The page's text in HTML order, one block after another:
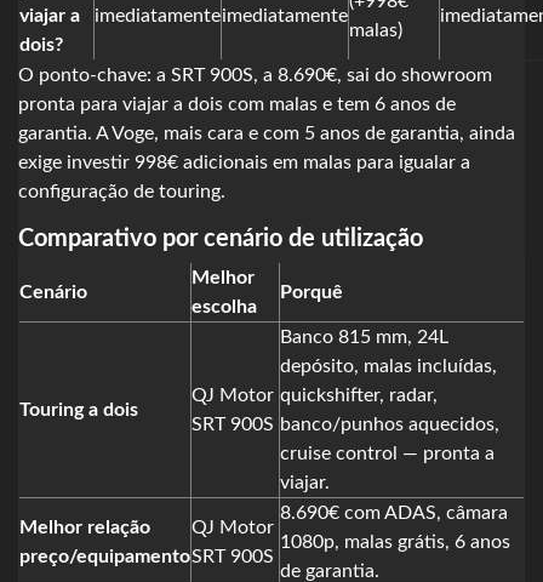
viajar a
dois?
imediatamenteimediatamente
malas)
O ponto-chave: a SRT 900S, a 8.690€, sai do showroom
pronta para viajar a dois com malas e tem 6 anos de
garantia. A Voge, mais cara e com 5 anos de garantia, ainda
exige investir 998€ adicionais em malas para igualar a
configuração de touring.
Comparativo por cenário de utilização
Cenário
Melhor
escolha
Porquê
Touring a dois
QJ Motor
SRT 900S
Banco 815 mm, 24L
depósito, malas incluídas,
quickshifter, radar,
banco/punhos aquecidos,
cruise control — pronta a
viajar.
Melhor relação
preço/equipamento
QJ Motor
SRT 900S
8.690€ com ADAS, câmara
1080p, malas grátis, 6 anos
de garantia.